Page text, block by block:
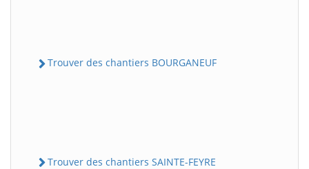
Trouver des chantiers BOURGANEUF
Trouver des chantiers SAINTE-FEYRE